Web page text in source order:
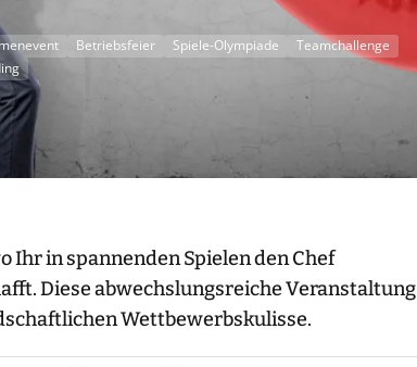
Betriebsfeier Spiele-Olympiade
Teamchallenge
Ihr in spannenden Spielen den Chef
Diese abwechslungsreiche Veranstaltung
Wettbewerbskulisse.